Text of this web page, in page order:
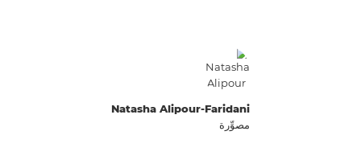
Natasha Alipour-Faridani
مصوِّرة